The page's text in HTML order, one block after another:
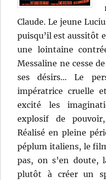
Claude. Le jeune
puisqu’il est aussitôt
une lointaine
Messaline ne cesse
ses désirs… Le
impératrice cruelle
excité les
explosif de
Réalisé en pleine
péplum italiens, le
pas, on s’en doute,
plutôt à créer un